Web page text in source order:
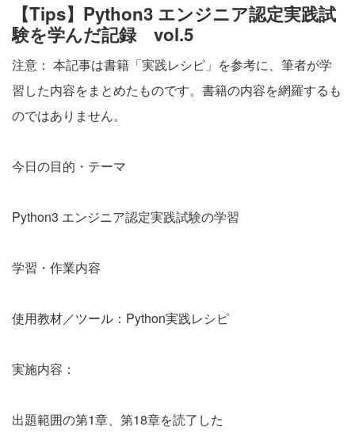
【Tips】Python3 エンジニア認定実践試
験を学んだ記録 vol.5
注意： 本記事は書籍「実践レシピ」を参考に、筆者が学
習した内容をまとめたものです。書籍の内容を網羅するも
のではありません。
今日の目的・テーマ
Python3 エンジニア認定実践試験の学習
学習・作業内容
使用教材／ツール：Python実践レシピ
実施内容：
出題範囲の第1章、第18章を読了した